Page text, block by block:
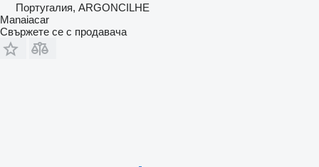
Португалия, ARGONCILHE
Manaiacar
Свържете се с продавача